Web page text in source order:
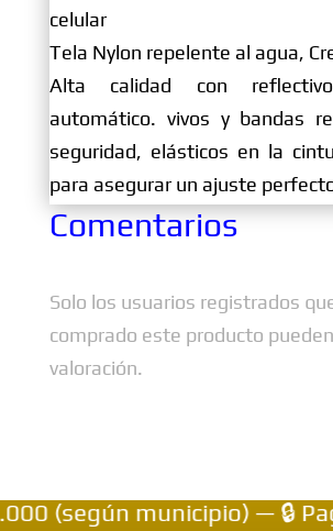
celular
Tela Nylon repelente al agua,
Alta calidad con
automático. vivos y bandas
seguridad, elásticos en la
para asegurar un ajuste
Comentarios
Solo los usuarios registrados
comprado este producto
valoración.
municipio) — 🔒